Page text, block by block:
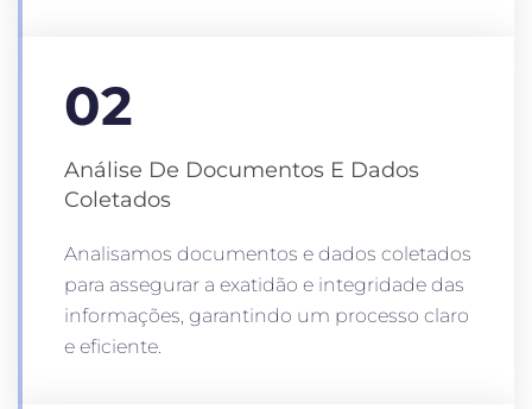
02
Análise De Documentos E Dados
Coletados
Analisamos documentos e dados coletados
para assegurar a exatidão e integridade das
informações, garantindo um processo claro
e eficiente.